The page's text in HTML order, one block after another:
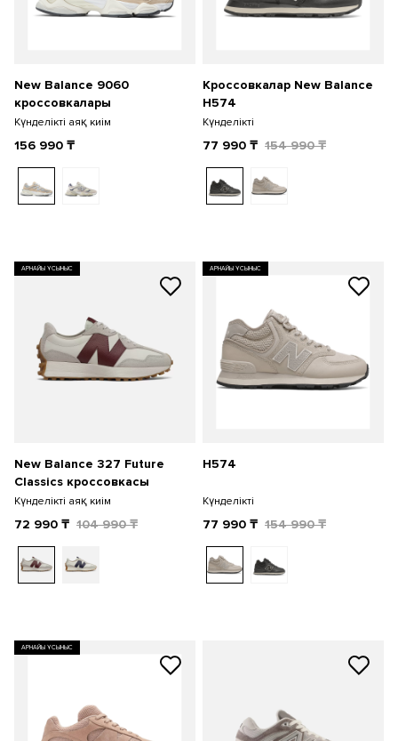
New Balance 9060
кроссовкалары
Күнделікті аяқ киім
156 990 ₸
Кроссовкалар New Balance
H574
Күнделікті
77 990 ₸ 154 990₸
АРНАЙЫ ҰСЫНЫС
New Balance 327 Future
Classics кроссовкасы
Күнделікті аяқ киім
72 990 ₸ 104 990₸
АРНАЙЫ ҰСЫНЫС
H574
Күнделікті
77 990 ₸ 154 990₸
АРНАЙЫ ҰСЫНЫС